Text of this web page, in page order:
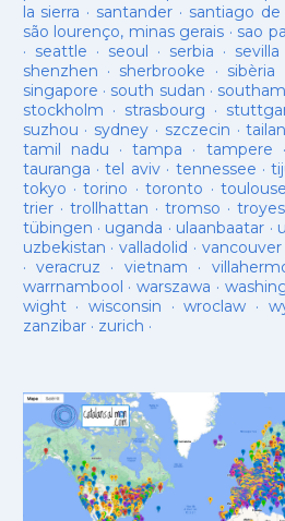
la sierra · santander · santiago de
são lourenço, minas gerais · sao
· seattle · seoul · serbia · sevilla
shenzhen · sherbrooke · sibèria
singapore · south sudan ·
stockholm · strasbourg ·
suzhou · sydney · szczecin ·
tamil nadu ·tampa · tampere ·
tauranga ·tel aviv· tennessee ·
tokyo ·torino ·toronto ·toulouse
trier· trollhattan · tromso · troyes
tübingen · uganda · ulaanbaatar ·
uzbekistan · valladolid · vancouver
· veracruz · vietnam ·
warrnambool ·warszawa ·
wight· wisconsin ·wroclaw ·
zanzibar· zurich ·